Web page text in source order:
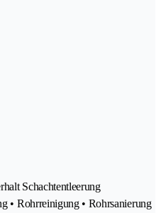
Schachtentleerung
• Rohrreinigung • Rohrsanierung